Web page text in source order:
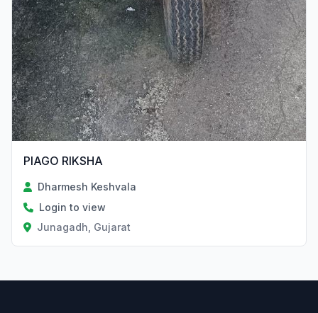
PIAGO RIKSHA
Dharmesh Keshvala
Login to view
Junagadh, Gujarat